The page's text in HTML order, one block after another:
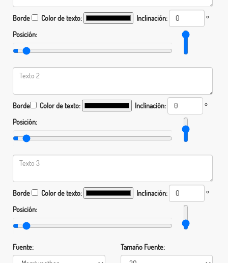
Borde Color de texto: Inclinación:
°
Posición:
Borde Color de texto: Inclinación:
°
Posición:
Borde Color de texto: Inclinación:
°
Posición:
Fuente: Tamaño Fuente: